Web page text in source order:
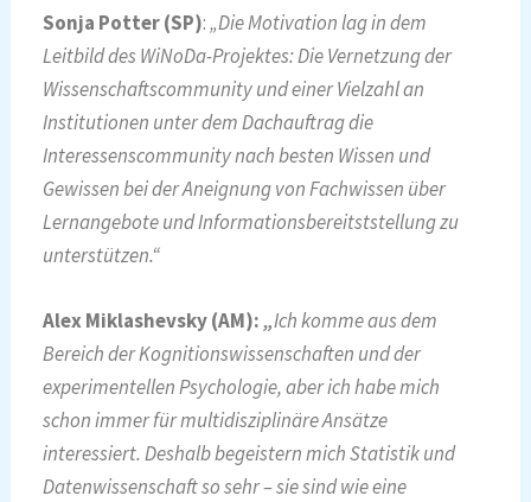
Sonja Potter (SP):„Die Motivation lag in dem
Leitbild des WiNoDa-Projektes: Die Vernetzung der
Wissenschaftscommunity und einer Vielzahl an
Institutionen unter dem Dachauftrag die
Interessenscommunity nach besten Wissen und
Gewissen bei der Aneignung von Fachwissen über
Lernangebote und Informationsbereitststellung zu
unterstützen.“
Alex Miklashevsky (AM):„Ich komme aus dem
Bereich der Kognitionswissenschaften und der
experimentellen Psychologie, aber ich habe mich
schon immer für multidisziplinäre Ansätze
interessiert. Deshalb begeistern mich Statistik und
Datenwissenschaft so sehr – sie sind wie eine